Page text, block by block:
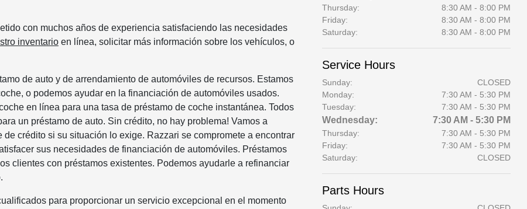
con muchos años de experiencia satisfaciendo las necesidades
inventarioen línea, solicitar más información sobre los vehículos, o
de auto y de arrendamiento de automóviles de recursos. Estamos
o podemos ayudar en la financiación de automóviles usados.
en línea para una tasa de préstamo de coche instantánea. Todos
un préstamo de auto. Sin crédito, no hay problema! Vamos a
crédito si su situación lo exige. Razzari se compromete a encontrar
sus necesidades de financiación de automóviles. Préstamos
clientes con préstamos existentes. Podemos ayudarle a refinanciar
para proporcionar un servicio excepcional en el momento
Thursday:
8:30 AM - 8:00 PM
Friday:
8:30 AM - 8:00 PM
Saturday:
8:30 AM - 8:00 PM
Service Hours
Sunday:
CLOSED
Monday:
7:30 AM - 5:30 PM
Tuesday:
7:30 AM - 5:30 PM
Wednesday: 7:30 AM - 5:30 PM
Thursday:
7:30 AM - 5:30 PM
Friday:
7:30 AM - 5:30 PM
Saturday:
CLOSED
Parts Hours